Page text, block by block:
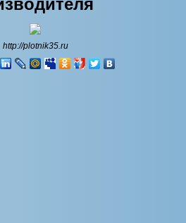
http://plotnik35.ru